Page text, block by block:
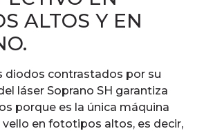
ALTOS Y EN
diodos contrastados por su
láser Soprano SH garantiza
porque es la única máquina
en fototipos altos, es decir,